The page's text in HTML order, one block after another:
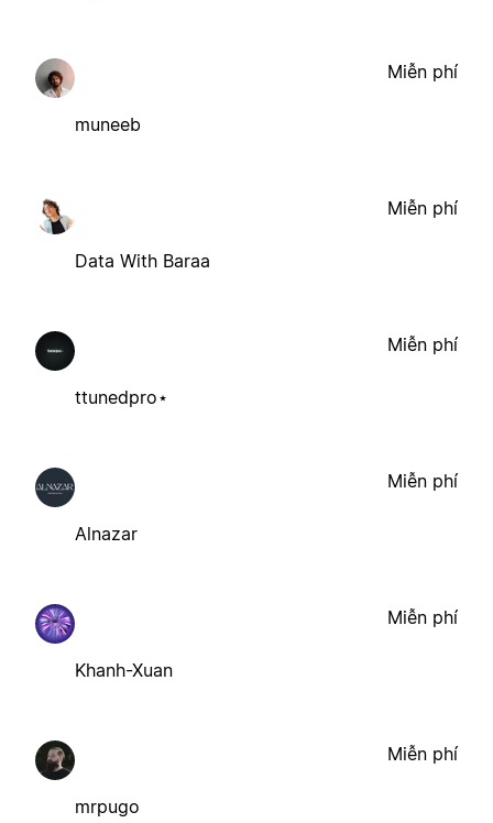
muneeb
Miễn phí
Data With Baraa
Miễn phí
ttunedpro⋆
Miễn phí
Alnazar
Miễn phí
Khanh-Xuan
Miễn phí
mrpugo
Miễn phí